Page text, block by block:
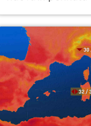
anche al Nord.